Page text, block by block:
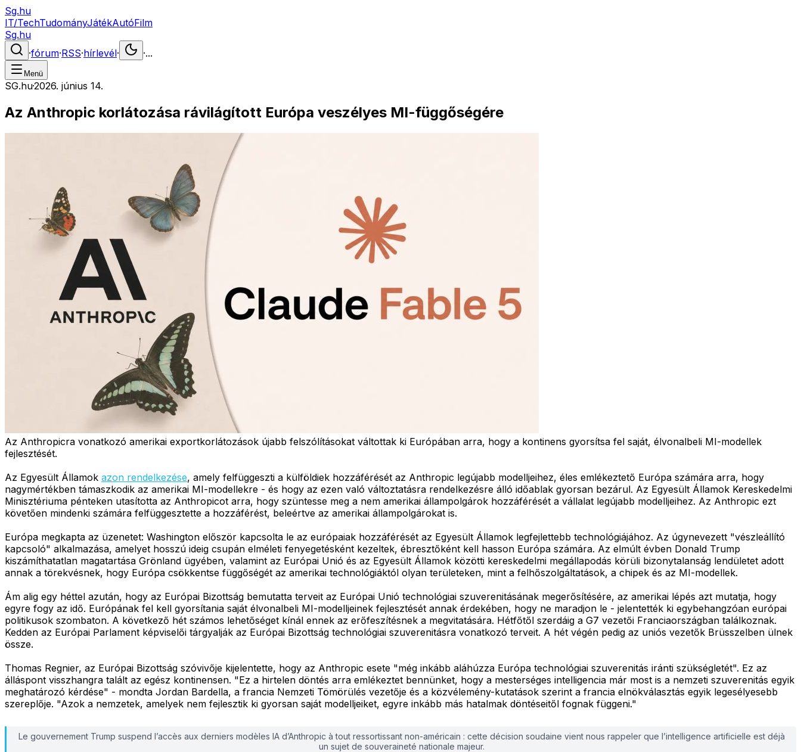
Sg.hu
IT/TechTudományJátékAutóFilm
Sg.hu
·fórum·RSS·hírlevél· ·...
Menü
SG.hu·2026. június 14.
Az Anthropic korlátozása rávilágított Európa veszélyes MI-függőségére
Az Anthropicra vonatkozó amerikai exportkorlátozások újabb felszólításokat váltottak ki Európában arra, hogy a kontinens gyorsítsa fel saját, élvonalbeli MI-modellek
fejlesztését.
Az Egyesült Államok azon rendelkezése, amely felfüggeszti a külföldiek hozzáférését az Anthropic legújabb modelljeihez, éles emlékeztető Európa számára arra, hogy
nagymértékben támaszkodik az amerikai MI-modellekre - és hogy az ezen való változtatásra rendelkezésre álló időablak gyorsan bezárul. Az Egyesült Államok Kereskedelmi
Minisztériuma pénteken utasította az Anthropicot arra, hogy szüntesse meg a nem amerikai állampolgárok hozzáférését a vállalat legújabb modelljeihez. Az Anthropic ezt
követően mindenki számára felfüggesztette a hozzáférést, beleértve az amerikai állampolgárokat is.
Európa megkapta az üzenetet: Washington először kapcsolta le az európaiak hozzáférését az Egyesült Államok legfejlettebb technológiájához. Az úgynevezett "vészleállító
kapcsoló" alkalmazása, amelyet hosszú ideig csupán elméleti fenyegetésként kezeltek, ébresztőként kell hasson Európa számára. Az elmúlt évben Donald Trump
kiszámíthatatlan magatartása Grönland ügyében, valamint az Európai Unió és az Egyesült Államok közötti kereskedelmi megállapodás körüli bizonytalanság lendületet adott
annak a törekvésnek, hogy Európa csökkentse függőségét az amerikai technológiáktól olyan területeken, mint a felhőszolgáltatások, a chipek és az MI-modellek.
Ám alig egy héttel azután, hogy az Európai Bizottság bemutatta terveit az Európai Unió technológiai szuverenitásának megerősítésére, az amerikai lépés azt mutatja, hogy
egyre fogy az idő. Európának fel kell gyorsítania saját élvonalbeli MI-modelljeinek fejlesztését annak érdekében, hogy ne maradjon le - jelentették ki egybehangzóan európai
politikusok szombaton. A következő hét számos lehetőséget kínál ennek az erőfeszítésnek a megvitatására. Hétfőtől szerdáig a G7 vezetői Franciaországban találkoznak.
Kedden az Európai Parlament képviselői tárgyalják az Európai Bizottság technológiai szuverenitásra vonatkozó terveit. A hét végén pedig az uniós vezetők Brüsszelben ülnek
össze.
Thomas Regnier, az Európai Bizottság szóvivője kijelentette, hogy az Anthropic esete "még inkább aláhúzza Európa technológiai szuverenitás iránti szükségletét". Ez az
álláspont visszhangra talált az egész kontinensen. "Ez a hirtelen döntés arra emlékeztet bennünket, hogy a mesterséges intelligencia már most is a nemzeti szuverenitás egyik
meghatározó kérdése" - mondta Jordan Bardella, a francia Nemzeti Tömörülés vezetője és a közvélemény-kutatások szerint a francia elnökválasztás egyik legesélyesebb
szereplője. "Azok a nemzetek, amelyek nem fejlesztik ki gyorsan saját modelljeiket, egyre inkább más hatalmak döntéseitől fognak függeni."
Le gouvernement Trump suspend l’accès aux derniers modèles IA d’Anthropic à tout ressortissant non-américain : cette décision soudaine vient nous rappeler que l’intelligence artificielle est déjà
un sujet de souveraineté nationale majeur.